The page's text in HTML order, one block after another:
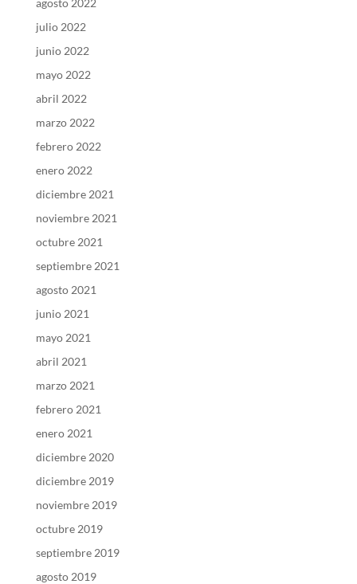
agosto 2022
julio 2022
junio 2022
mayo 2022
abril 2022
marzo 2022
febrero 2022
enero 2022
diciembre 2021
noviembre 2021
octubre 2021
septiembre 2021
agosto 2021
junio 2021
mayo 2021
abril 2021
marzo 2021
febrero 2021
enero 2021
diciembre 2020
diciembre 2019
noviembre 2019
octubre 2019
septiembre 2019
agosto 2019